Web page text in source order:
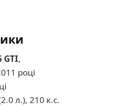
GTI,
році
л.), 210 к.с.